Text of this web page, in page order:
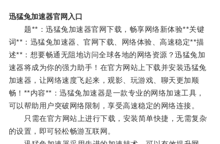
迅猛兔加速器官网入口
题**：迅猛兔加速器官网下载，畅享网络新体验**关键
词**：迅猛兔加速器、官网下载、网络体验、高速稳定**描
述**：想要畅通无阻地访问全球各地的网络资源？迅猛兔加
速器将成为你的强力助手！在官方网站上下载并安装迅猛兔
加速器，让网络速度飞起来，观影、玩游戏、聊天更加顺
畅！**内容**：迅猛兔加速器是一款专业的网络加速工具，
可以帮助用户突破网络限制，享受高速稳定的网络连接。
只需在官方网站上进行下载，安装简单快捷，无需复杂
的设置，即可轻松畅游互联网。